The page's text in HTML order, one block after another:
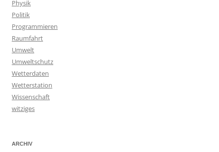
Physik
Politik
Programmieren
Raumfahrt
Umwelt
Umweltschutz
Wetterdaten
Wetterstation
Wissenschaft
witziges
ARCHIV